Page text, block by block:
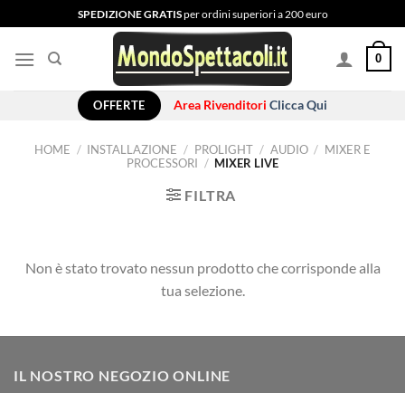
ai
contenuti
SPEDIZIONE GRATISper ordini superiori a 200 euro
0
OFFERTE Area Rivenditori Clicca Qui
HOME / INSTALLAZIONE / PROLIGHT / AUDIO / MIXER E
PROCESSORI / MIXER LIVE
FILTRA
Non è stato trovato nessun prodotto che corrisponde alla
tua selezione.
IL NOSTRO NEGOZIO ONLINE